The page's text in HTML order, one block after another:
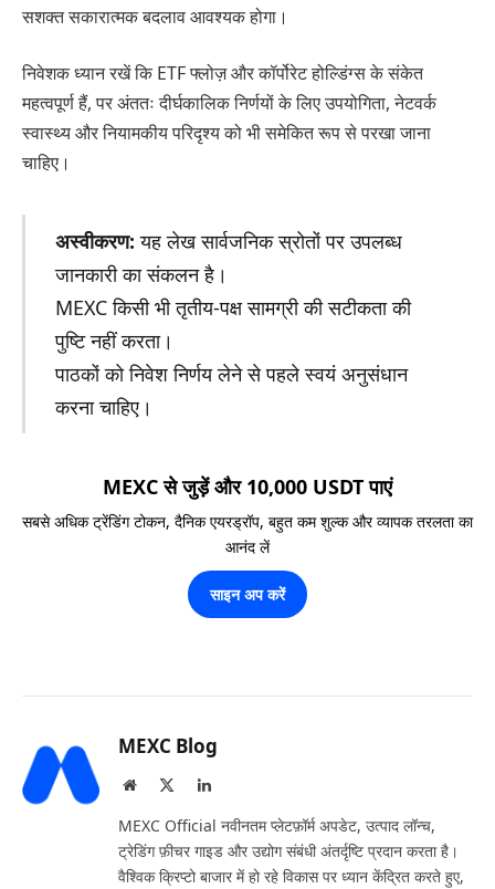
सशक्त सकारात्मक बदलाव आवश्यक होगा।
निवेशक ध्यान रखें कि ETF फ्लोज़ और कॉर्पोरेट होल्डिंग्स के संकेत
महत्वपूर्ण हैं, पर अंततः दीर्घकालिक निर्णयों के लिए उपयोगिता, नेटवर्क
स्वास्थ्य और नियामकीय परिदृश्य को भी समेकित रूप से परखा जाना
चाहिए।
अस्वीकरण: यह लेख सार्वजनिक स्रोतों पर उपलब्ध
जानकारी का संकलन है।
MEXC किसी भी तृतीय-पक्ष सामग्री की सटीकता की
पुष्टि नहीं करता।
पाठकों को निवेश निर्णय लेने से पहले स्वयं अनुसंधान
करना चाहिए।
MEXC से जुड़ें और 10,000 USDT पाएं
सबसे अधिक ट्रेंडिंग टोकन, दैनिक एयरड्रॉप, बहुत कम शुल्क और व्यापक तरलता का
आनंद लें
साइन अप करें
MEXC Blog
Website LinkedIn
MEXC Official नवीनतम प्लेटफ़ॉर्म अपडेट, उत्पाद लॉन्च,
ट्रेडिंग फ़ीचर गाइड और उद्योग संबंधी अंतर्दृष्टि प्रदान करता है।
वैश्विक क्रिप्टो बाजार में हो रहे विकास पर ध्यान केंद्रित करते हुए,